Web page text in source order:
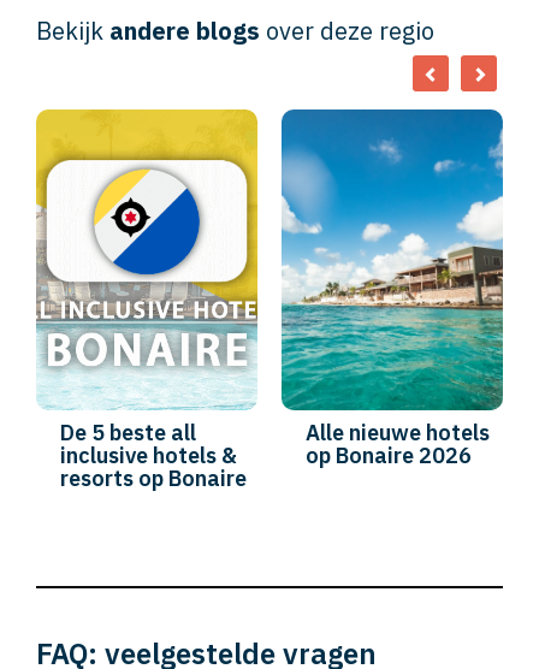
Bekijk andere blogs over deze regio
De 5 beste all
inclusive hotels &
resorts op Bonaire
Alle nieuwe hotels
op Bonaire 2026
FAQ: veelgestelde vragen